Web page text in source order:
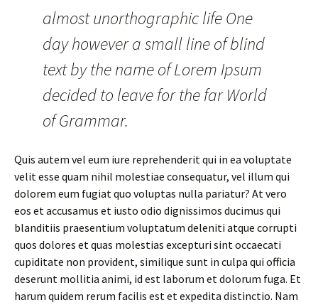
almost unorthographic life One
day however a small line of blind
text by the name of Lorem Ipsum
decided to leave for the far World
of Grammar.
Quis autem vel eum iure reprehenderit qui in ea voluptate
velit esse quam nihil molestiae consequatur, vel illum qui
dolorem eum fugiat quo voluptas nulla pariatur? At vero
eos et accusamus et iusto odio dignissimos ducimus qui
blanditiis praesentium voluptatum deleniti atque corrupti
quos dolores et quas molestias excepturi sint occaecati
cupiditate non provident, similique sunt in culpa qui officia
deserunt mollitia animi, id est laborum et dolorum fuga. Et
harum quidem rerum facilis est et expedita distinctio. Nam